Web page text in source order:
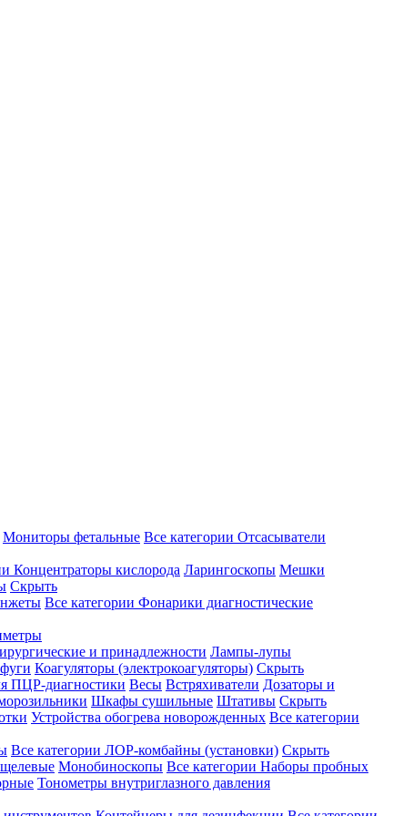
Мониторы фетальные Все категории Отсасыватели
Концентраторы кислорода Ларингоскопы Мешки
Скрыть
Все категории Фонарики диагностические
и принадлежности Лампы-лупы
Коагуляторы (электрокоагуляторы) Скрыть
ПЦР-диагностики Весы Встряхиватели Дозаторы и
Шкафы сушильные Штативы Скрыть
Устройства обогрева новорожденных Все категории
Все категории ЛОР-комбайны (установки) Скрыть
Монобиноскопы Все категории Наборы пробных
Тонометры внутриглазного давления